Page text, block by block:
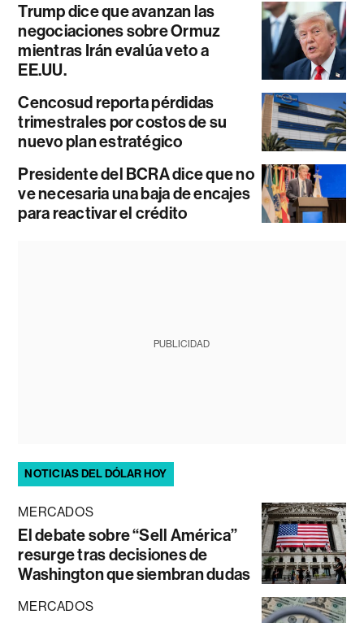
Trump dice que avanzan las
negociaciones sobre Ormuz
mientras Irán evalúa veto a
EE.UU.
Cencosud reporta pérdidas
trimestrales por costos de su
nuevo plan estratégico
Presidente del BCRA dice que no
ve necesaria una baja de encajes
para reactivar el crédito
PUBLICIDAD
NOTICIAS DEL DÓLAR HOY
MERCADOS
El debate sobre “Sell América”
resurge tras decisiones de
Washington que siembran dudas
MERCADOS